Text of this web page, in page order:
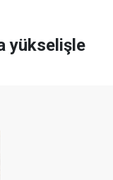
yükselişle